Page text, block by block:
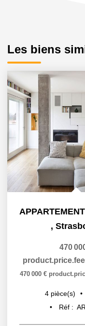
Les biens
,
470
470 000 €
4 pièce(s)
Réf :